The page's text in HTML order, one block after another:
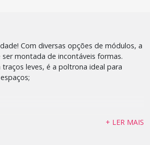
Com diversas opções de módulos, a
montada de incontáveis formas.
leves, é a poltrona ideal para
+ LER MAIS